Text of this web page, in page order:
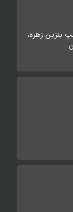
بنزین زهره،